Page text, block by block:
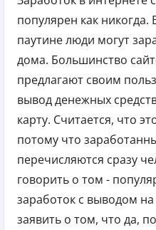
популярен как
паутине люди могут
дома. Большинство
предлагают своим
вывод денежных
карту. Считается, что
потому что
перечисляются сразу
говорить о том -
заработок с выводом
заявить о том, что да,